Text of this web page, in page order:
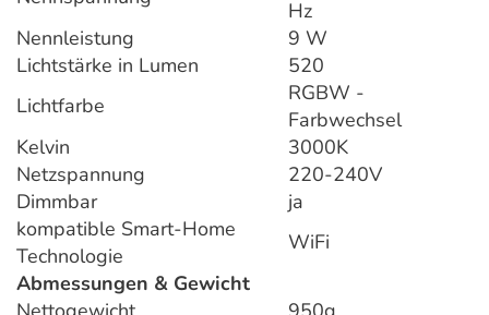
Hz
Nennleistung
9 W
Lichtstärke in Lumen
520
Lichtfarbe
RGBW -
Farbwechsel
Kelvin
3000K
Netzspannung
220-240V
Dimmbar
ja
kompatible Smart-Home
Technologie
WiFi
Abmessungen & Gewicht